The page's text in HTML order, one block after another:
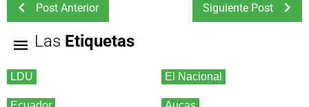
Post Anterior Siguiente Post
Las Etiquetas
LDU El Nacional